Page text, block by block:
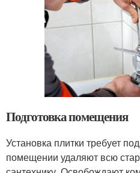
Подготовка помещения
Установка плитки требует
помещении удаляют всю